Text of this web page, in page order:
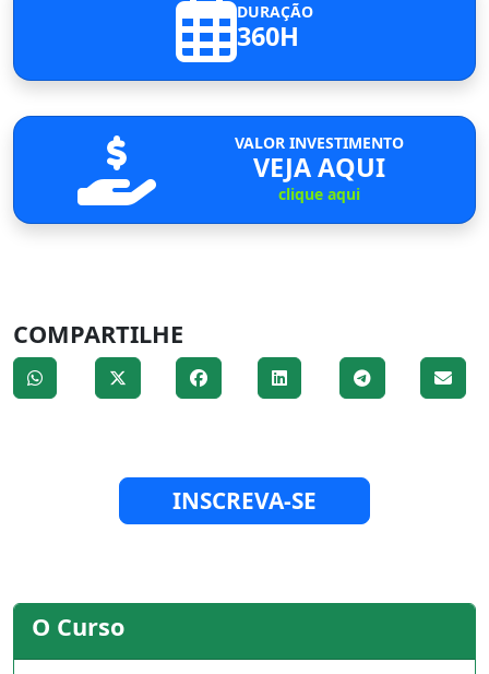
DURAÇÃO
360H
VALOR INVESTIMENTO
VEJA AQUI
clique aqui
COMPARTILHE
INSCREVA-SE
O Curso